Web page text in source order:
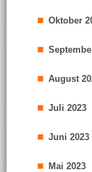
Oktober
August
Juli 2023
Juni 2023
Mai 2023